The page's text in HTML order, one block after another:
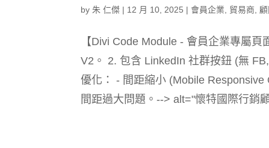
by朱 仁傑 | 12 月 10, 2025 | 會員企業 貿易商
【Divi Code Module - 會員企業專屬
V2。 2. 包含 LinkedIn 社群按鈕 (無
優化： - 間距縮小 (Mobile
間距過大問題。--> alt="懷特國際行銷